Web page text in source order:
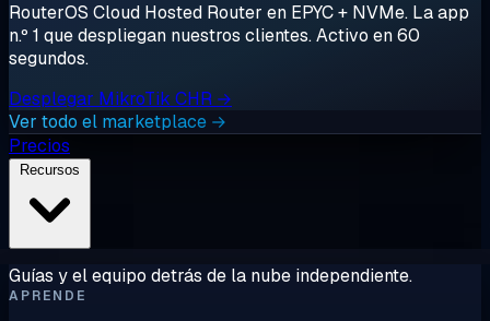
RouterOS Cloud Hosted Router en EPYC + NVMe. La app
n.º 1 que despliegan nuestros clientes. Activo en 60
segundos.
Desplegar MikroTik CHR →
Ver todo el marketplace →
Precios
Guías y el equipo detrás de la nube independiente.
APRENDE